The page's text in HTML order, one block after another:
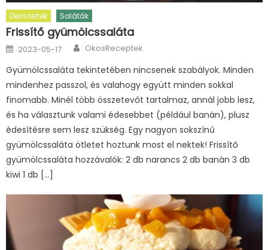
Desszertek Saláták
Frissítő gyümölcssaláta
Posted
on
2023-05-17 Author
OkosReceptek
Gyümölcssaláta tekintetében nincsenek szabályok. Minden
mindenhez passzol, és valahogy együtt minden sokkal
finomabb. Minél több összetevőt tartalmaz, annál jobb lesz,
és ha választunk valami édesebbet (például banán), plusz
édesítésre sem lesz szükség. Egy nagyon sokszínű
gyümölcssaláta ötletet hoztunk most el nektek! Frissítő
gyümölcssaláta hozzávalók: 2 db narancs 2 db banán 3 db
kiwi 1 db […]